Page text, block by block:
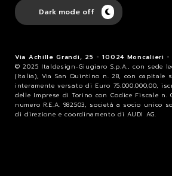
Via Achille Grandi, 25 - 10024 Moncalieri
© 2025 Italdesign-Giugiaro S.p.A., con sede
(Italia), Via San Quintino n. 28, con capitale
interamente versato di Euro 75.000.000,00,
delle Imprese di Torino con Codice Fiscale n.
numero R.E.A. 982503, società a socio unico
di direzione e coordinamento di AUDI AG.
Dark mode off